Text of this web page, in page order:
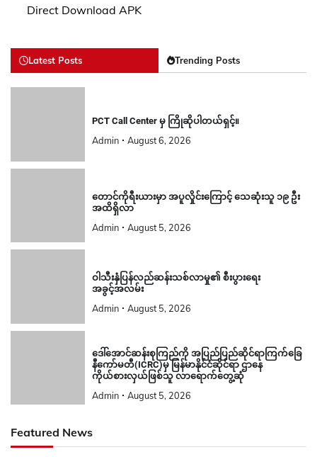
Direct Download APK
Latest Posts Trending Posts
PCT Call Center မှ ကြိုဆိုပါတယ်ရှင့်။
Admin August 6, 2026
တောင်ကိုရီးယားမှာ အပူလှိုင်းကြောင့် သေဆုံးသူ ၁၉ ဦး
အထိရှိလာ
Admin August 5, 2026
ဝါသီးနှံပြန်လည်ဆန်းသစ်လာမှု၏ စီးပွားရေး
အခွင့်အလမ်း
Admin August 5, 2026
ဒေါ်အောင်ဆန်းစုကြည်ကို အပြည်ပြည်ဆိုင်ရာကြက်ခြေ
နီကော်မတီ(ICRC)မှ မြန်မာနိုင်ငံဆိုင်ရာ ဌာနေ
ကိုယ်စားလှယ်ဖြစ်သူ လာရောက်တွေ့ဆုံ
Admin August 5, 2026
Featured News